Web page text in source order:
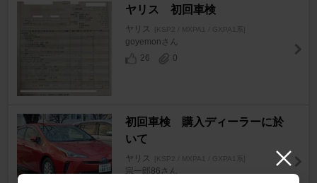
ヤリス 初回車検
ヤリス [KSP2 / MXPA1 / GXPA1系]
goyemonさん
26
0
初回車検 購入ディーラーに於
いて
ヤリス [KSP2 / MXPA1 / GXPA1系]
宗一郎86さん